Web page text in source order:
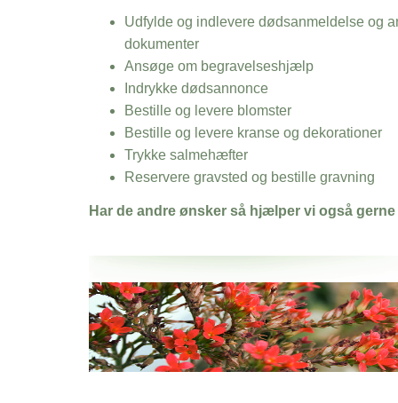
Udfylde og indlevere dødsanmeldelse og
dokumenter
Ansøge om begravelseshjælp
Indrykke dødsannonce
Bestille og levere blomster
Bestille og levere kranse og dekorationer
Trykke salmehæfter
Reservere gravsted og bestille gravning
Har de andre ønsker så hjælper vi også gerne
Her hos os får du altid en god afslutning når det gælder
Bedemand I Køge Kommune
vi hjælper i alle faser af begravelsel